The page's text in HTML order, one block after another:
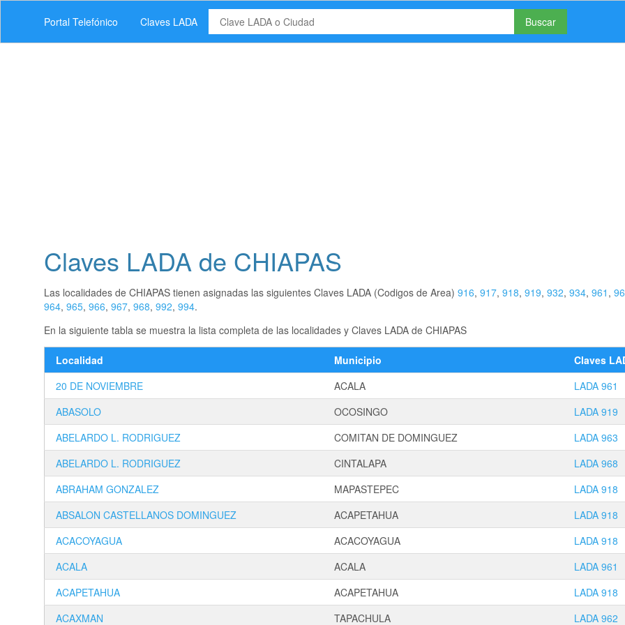
Portal Telefónico Claves LADA Buscar
Claves LADA de CHIAPAS
Las localidades de CHIAPAS tienen asignadas las siguientes Claves LADA (Codigos de Area) 916, 917, 918, 919, 932, 934, 961 ,
964, 965, 966, 967, 968, 992, 994.
En la siguiente tabla se muestra la lista completa de las localidades y Claves LADA de CHIAPAS
Localidad Municipio
Claves
20 DE NOVIEMBRE
ACALA
LADA 961
ABASOLO
OCOSINGO
LADA 919
ABELARDO L. RODRIGUEZ
COMITAN DE DOMINGUEZ
LADA 963
ABELARDO L. RODRIGUEZ
CINTALAPA
LADA 968
ABRAHAM GONZALEZ
MAPASTEPEC
LADA 918
ABSALON CASTELLANOS DOMINGUEZ
ACAPETAHUA
LADA 918
ACACOYAGUA
ACACOYAGUA
LADA 918
ACALA
ACALA
LADA 961
ACAPETAHUA
ACAPETAHUA
LADA 918
ACAXMAN
TAPACHULA LADA 962